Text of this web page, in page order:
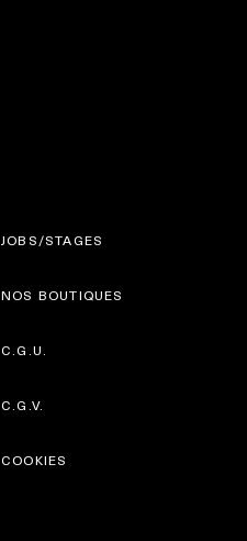
JOBS/STAGES
NOS BOUTIQUES
C.G.U.
C.G.V.
COOKIES